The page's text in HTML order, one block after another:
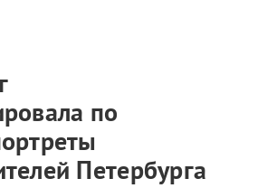
по
Петербурга